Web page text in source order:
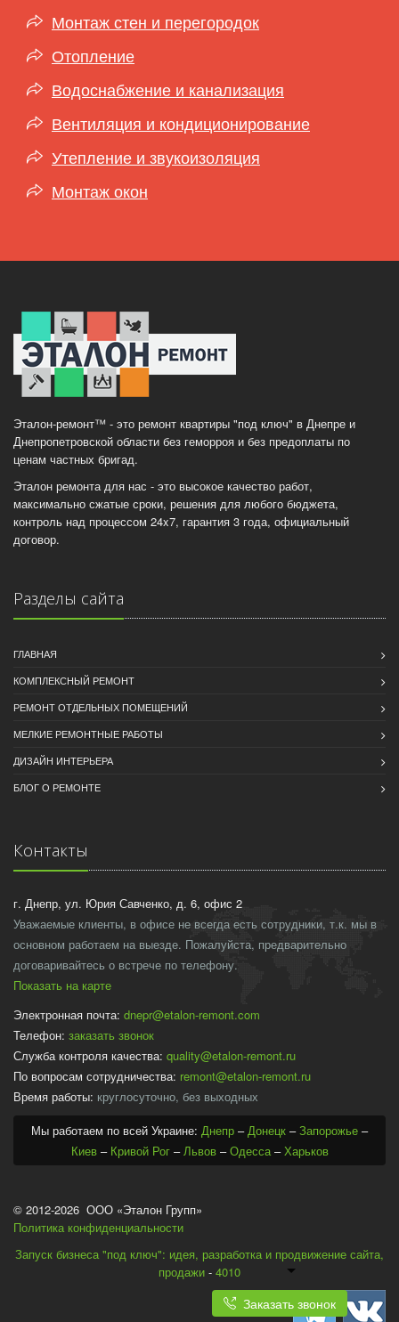
Заказать звонок
Монтаж стен и перегородок
Отопление
Водоснабжение и канализация
Вентиляция и кондиционирование
Утепление и звукоизоляция
Монтаж окон
Эталон-ремонт™ - это ремонт квартиры "под ключ" в Днепре и
Днепропетровской области без геморроя и без предоплаты по
ценам частных бригад.
Эталон ремонта для нас - это высокое качество работ,
максимально сжатые сроки, решения для любого бюджета,
контроль над процессом 24x7, гарантия 3 года, официальный
договор.
Разделы сайта
ГЛАВНАЯ
КОМПЛЕКСНЫЙ РЕМОНТ
РЕМОНТ ОТДЕЛЬНЫХ ПОМЕЩЕНИЙ
МЕЛКИЕ РЕМОНТНЫЕ РАБОТЫ
ДИЗАЙН ИНТЕРЬЕРА
БЛОГ О РЕМОНТЕ
Контакты
г. Днепр, ул. Юрия Савченко, д. 6, офис 2
Уважаемые клиенты, в офисе не всегда есть сотрудники, т.к. мы в
основном работаем на выезде. Пожалуйста, предварительно
договаривайтесь о встрече по телефону.
Показать на карте
Электронная почта: dnepr@etalon-remont.com
Телефон: заказать звонок
Служба контроля качества: quality@etalon-remont.ru
По вопросам сотрудничества: remont@etalon-remont.ru
Время работы: круглосуточно, без выходных
Мы работаем по всей Украине: Днепр –Донецк –Запорожье –
Киев– Кривой Рог–Львов–Одесса–Харьков
© 2012-2026 ООО «Эталон Групп»
Политика конфиденциальности
Запуск бизнеса "под ключ": идея, разработка и продвижение сайта,
продажи - 4010